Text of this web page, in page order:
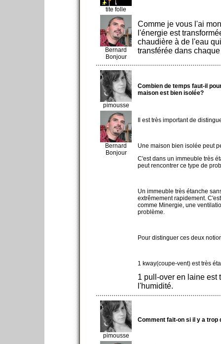
tite folle
Bernard
Bonjour
Comme je vous l'ai
l'énergie est
chaudière à de l'eau
transférée dans
pimousse
Combien de temps faut-il
maison est bien isolée?
Bernard
Bonjour
Il est très important de
Une maison bien isolée peut
C'est dans un immeuble très
peut rencontrer ce type de
Un immeuble très étanche
extrêmement rapidement.
comme Minergie, une
problème.
Pour distinguer ces deux
1 kway(coupe-vent) est très
1 pull-over en laine est
l'humidité.
pimousse
Comment fait-on si il y a trop